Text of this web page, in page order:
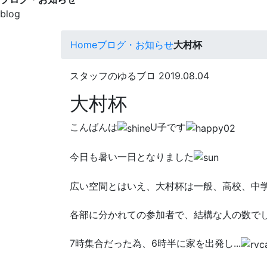
blog
Homeブログ・お知らせ大村杯
スタッフのゆるブロ 2019.08.04
大村杯
こんばんは U子です
今日も暑い一日となりました
広い空間とはいえ、大村杯は一般、高校、中学
各部に分かれての参加者で、結構な人の数で
7時集合だった為、6時半に家を出発し...